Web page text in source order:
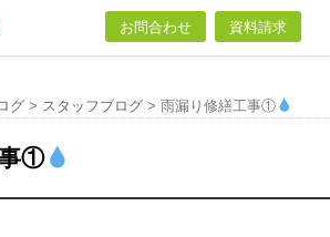
お問合わせ 資料請求
グ > スタッフブログ > 雨漏り修繕工事①
事①